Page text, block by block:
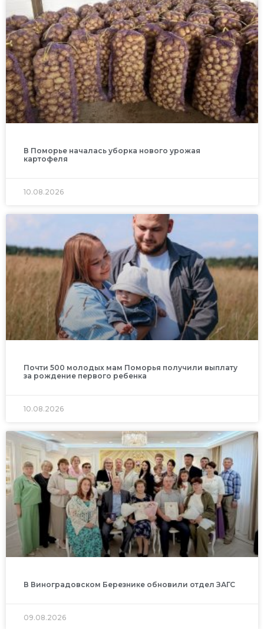
В Поморье началась уборка нового урожая
картофеля
10.08.2026
Почти 500 молодых мам Поморья получили выплату
за рождение первого ребенка
10.08.2026
В Виноградовском Березнике обновили отдел ЗАГС
09.08.2026